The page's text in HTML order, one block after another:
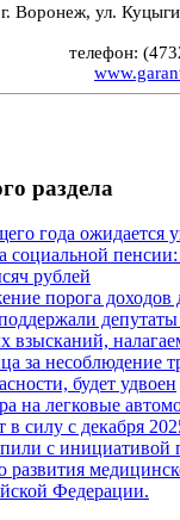
г. Воронеж, ул.
телефон:
раздела
года ожидается
социальной
рублей
порога
взысканий,
за несоблюдение
будет удвоен
на легковые
в силу с декабря
с инициативой
Федерации.